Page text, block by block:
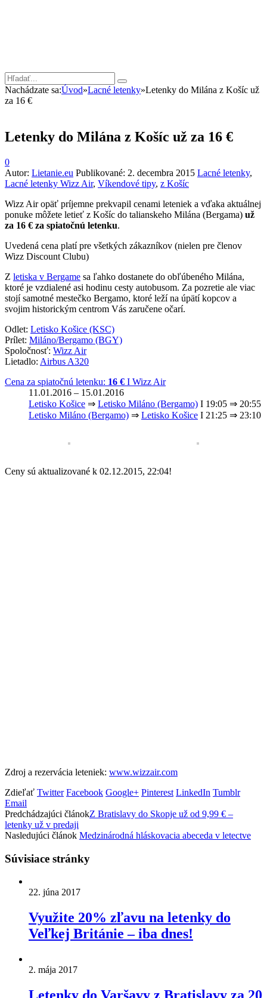
Nachádzate sa:Úvod»Lacné letenky»Letenky do Milána z Košíc už
za 16 €
Letenky do Milána z Košíc už za 16 €
0
Autor: Lietanie.eu Publikované: 2. decembra 2015 Lacné letenky,
Lacné letenky Wizz Air, Víkendové tipy, z Košíc
Wizz Air opäť príjemne prekvapil cenami leteniek a vďaka aktuálnej
ponuke môžete letieť z Košíc do talianskeho Milána (Bergama) už
za 16 € za spiatočnú letenku.
Uvedená cena platí pre všetkých zákazníkov (nielen pre členov
Wizz Discount Clubu)
Z letiska v Bergame sa ľahko dostanete do obľúbeného Milána,
ktoré je vzdialené asi hodinu cesty autobusom. Za pozretie ale viac
stojí samotné mestečko Bergamo, ktoré leží na úpätí kopcov a
svojim historickým centrom Vás zaručene očarí.
Odlet: Letisko Košice (KSC)
Prílet: Miláno/Bergamo (BGY)
Spoločnosť: Wizz Air
Lietadlo: Airbus A320
Cena za spiatočnú letenku: 16 € Ι Wizz Air
11.01.2016 – 15.01.2016
Letisko Košice ⇒ Letisko Miláno (Bergamo) Ι 19:05 ⇒ 20:55
Letisko Miláno (Bergamo) ⇒ Letisko Košice Ι 21:25 ⇒ 23:10
Ceny sú aktualizované k 02.12.2015, 22:04!
Zdroj a rezervácia leteniek: www.wizzair.com
Zdieľať Twitter Facebook Google+ Pinterest LinkedIn Tumblr
Email
Predchádzajúci článokZ Bratislavy do Skopje už od 9,99 € –
letenky už v predaji
Nasledujúci článok Medzinárodná hláskovacia abeceda v letectve
Súvisiace stránky
22. júna 2017
Využite 20% zľavu na letenky do
Veľkej Británie – iba dnes!
2. mája 2017